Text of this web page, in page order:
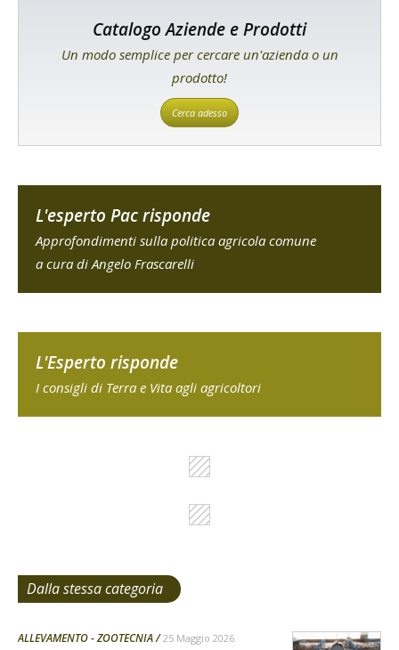
Catalogo Aziende e Prodotti
Un modo semplice per cercare un'azienda o un
prodotto!
Cerca adesso
L'esperto Pac risponde
Approfondimenti sulla politica agricola comune
a cura di Angelo Frascarelli
L'Esperto risponde
I consigli di Terra e Vita agli agricoltori
Dalla stessa categoria
ALLEVAMENTO - ZOOTECNIA 25 Maggio 2026